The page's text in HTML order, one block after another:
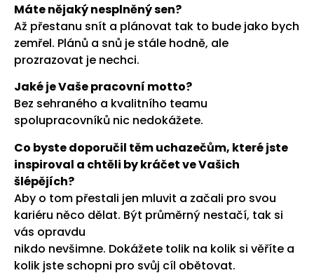
Máte nějaký nesplněný sen?
Až přestanu snít a plánovat tak to bude jako bych
zemřel. Plánů a snů je stále hodně, ale
prozrazovat je nechci.
Jaké je Vaše pracovní motto?
Bez sehraného a kvalitního teamu
spolupracovníků nic nedokážete.
Co byste doporučil těm uchazečům, které jste
inspiroval a chtěli by kráčet ve Vašich
šlépějích?
Aby o tom přestali jen mluvit a začali pro svou
kariéru něco dělat. Být průměrný nestačí, tak si
vás opravdu
nikdo nevšimne. Dokážete tolik na kolik si věříte a
kolik jste schopni pro svůj cíl obětovat.